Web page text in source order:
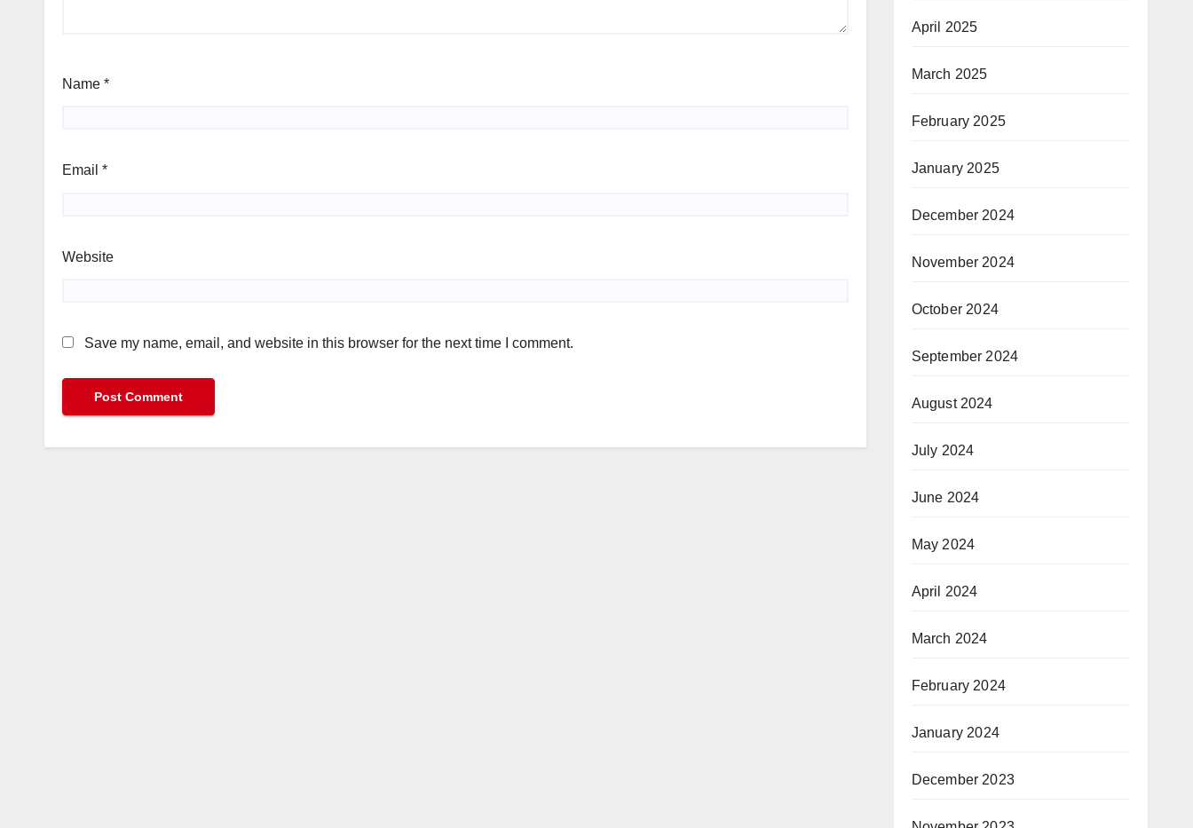
Name *
Email *
Website
Save my name, email, and website in this browser for the next time I comment.
April 2025
March 2025
February 2025
January 2025
December 2024
November 2024
October 2024
September 2024
August 2024
July 2024
June 2024
May 2024
April 2024
March 2024
February 2024
January 2024
December 2023